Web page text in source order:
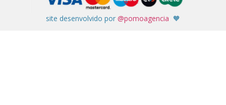
site desenvolvido por @pomoagencia 🧡